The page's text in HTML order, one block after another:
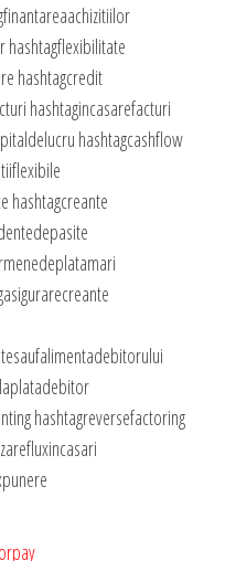
hashtagflexibilitate
hashtagcredit
hashtagincasarefacturi
hashtagcashflow
hashtagcreante
hashtagreversefactoring